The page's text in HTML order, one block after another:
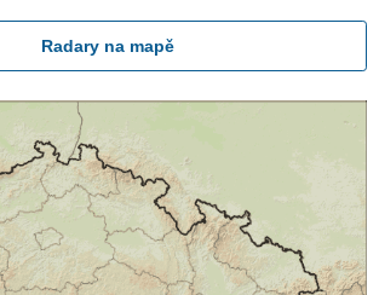
Radary na mapě